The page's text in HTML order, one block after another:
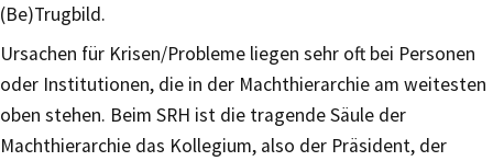
(Be)Trugbild.
Ursachen für Krisen/Probleme liegen sehr oft bei Personen
oder Institutionen, die in der Machthierarchie am weitesten
oben stehen. Beim SRH ist die tragende Säule der
Machthierarchie das Kollegium, also der Präsident, der